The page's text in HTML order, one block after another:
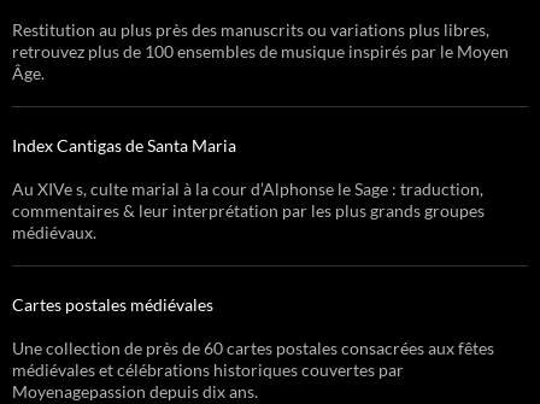
Restitution au plus près des manuscrits ou variations plus libres,
retrouvez plus de 100 ensembles de musique inspirés par le Moyen
Âge.
Index Cantigas de Santa Maria
Au XIVe s, culte marial à la cour d’Alphonse le Sage : traduction,
commentaires & leur interprétation par les plus grands groupes
médiévaux.
Cartes postales médiévales
Une collection de près de 60 cartes postales consacrées aux fêtes
médiévales et célébrations historiques couvertes par
Moyenagepassion depuis dix ans.